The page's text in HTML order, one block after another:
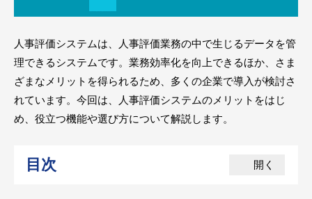
人事評価システムは、人事評価業務の中で生じるデータを管
理できるシステムです。業務効率化を向上できるほか、さま
ざまなメリットを得られるため、多くの企業で導入が検討さ
れています。今回は、人事評価システムのメリットをはじ
め、役立つ機能や選び方について解説します。
目次 開く